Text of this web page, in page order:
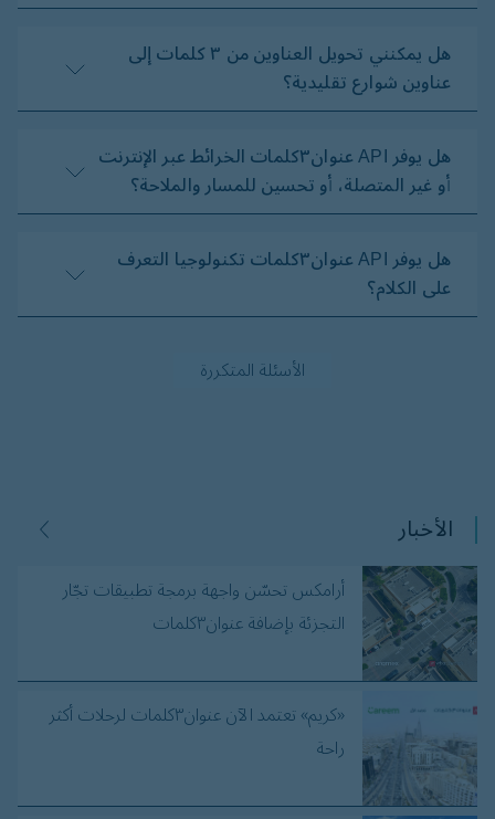
هل يمكنني تحويل العناوين من ٣ كلمات إلى
عناوين شوارع تقليدية؟
هل يوفر API عنوان٣كلمات الخرائط عبر الإنترنت
أو غير المتصلة، أو تحسين للمسار والملاحة؟
هل يوفر API عنوان٣كلمات تكنولوجيا التعرف
على الكلام؟
الأسئلة المتكررة
الأخبار
أرامكس تحسّن واجهة برمجة تطبيقات تجّار
التجزئة بإضافة عنوان٣كلمات
«كريم» تعتمد الآن عنوان٣كلمات لرحلات أكثر
راحة